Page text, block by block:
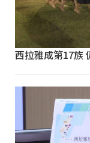
西拉雅成第17族